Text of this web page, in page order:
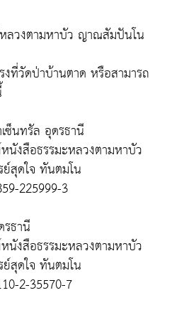
ลวงตามหาบัว ญาณสัมปันโน
งที่วัดป่าบ้านตาด หรือสามารถ
ซ็นทรัล อุดรธานี
งสือธรรมะหลวงตามหาบัว
สุดใจ ทันตมโน
225999-3
ธานี
งสือธรรมะหลวงตามหาบัว
สุดใจ ทันตมโน
2-35570-7